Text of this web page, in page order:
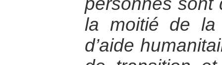
la moitié de la
d’aide